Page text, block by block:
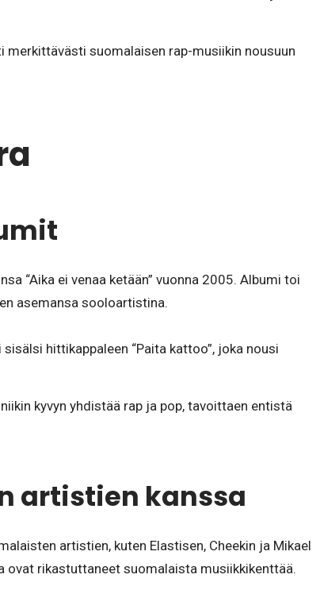
suomalaisen rap-musiikin nousuun
“Aika ei venaa ketään” vuonna 2005. Albumi toi
asemansa sooloartistina.
hittikappaleen “Paita kattoo”, joka nousi
kyvyn yhdistää rap ja pop, tavoittaen entistä
artistien kanssa
artistien, kuten Elastisen, Cheekin ja Mikael
ovat rikastuttaneet suomalaista musiikkikenttää.